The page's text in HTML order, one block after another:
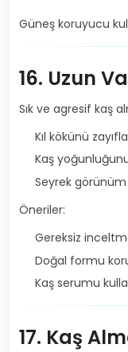
Güneş koruyucu
16. Uzun
Sık ve agresif kaş
Kıl kökünü
Kaş
Seyrek
Öneriler:
Gereksiz
Doğal formu
Kaş serumu
17. Kaş